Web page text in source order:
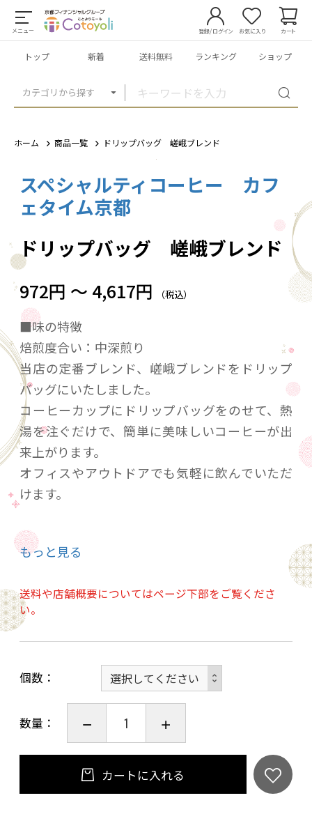
メニュー
カテゴリから探す
登録/ログイン お気に入り カート
トップ 新着 送料無料 ランキング ショップ
ホーム 商品一覧 ドリップバッグ 嵯峨ブレンド
1
スペシャルティコーヒー カフ
ェタイム京都
ドリップバッグ 嵯峨ブレンド
972円 ～ 4,617円 （税込）
■味の特徴
焙煎度合い：中深煎り
当店の定番ブレンド、嵯峨ブレンドをドリップ
バッグにいたしました。
コーヒーカップにドリップバッグをのせて、熱
湯を注ぐだけで、簡単に美味しいコーヒーが出
来上がります。
オフィスやアウトドアでも気軽に飲んでいただ
けます。
味わいはバランスのとれたコクと甘さ、すっき
りとした飲み口と奥行きのある後口をお楽しみ
■ドリップバッグの美味しい淹れ方
最初に熱湯を少量注ぎ30秒蒸らします。
粉がこぼれないように２〜３回に分けてゆっく
りと熱湯を注いでください。
コーヒーカップにドリップバッグが浸るくらい
まで注ぎます
・品名 ：レギュラーコーヒー（ドリップ
もっと見る
送料や店舗概要についてはページ下部をご覧くださ
い。
個数
数量：
カートに入れる